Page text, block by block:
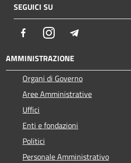
SEGUICI SU
FacebookInstagram
AMMINISTRAZIONE
Organi di Governo
Aree Amministrative
Uffici
Enti e fondazioni
Politici
Personale Amministrativo